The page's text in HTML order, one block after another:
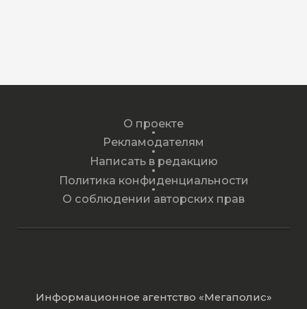
О проекте
Рекламодателям
Написать в редакцию
Политика конфиденциальности
О соблюдении авторских прав
Информационное агентство «Мегаполис»